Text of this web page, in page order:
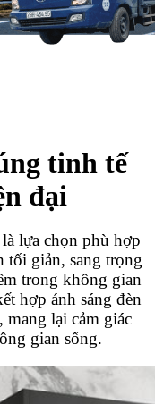
tinh tế
đại
lựa chọn phù hợp
tối giản, sang trọng
trong không gian
hợp ánh sáng đèn
mang lại cảm giác
gian sống.